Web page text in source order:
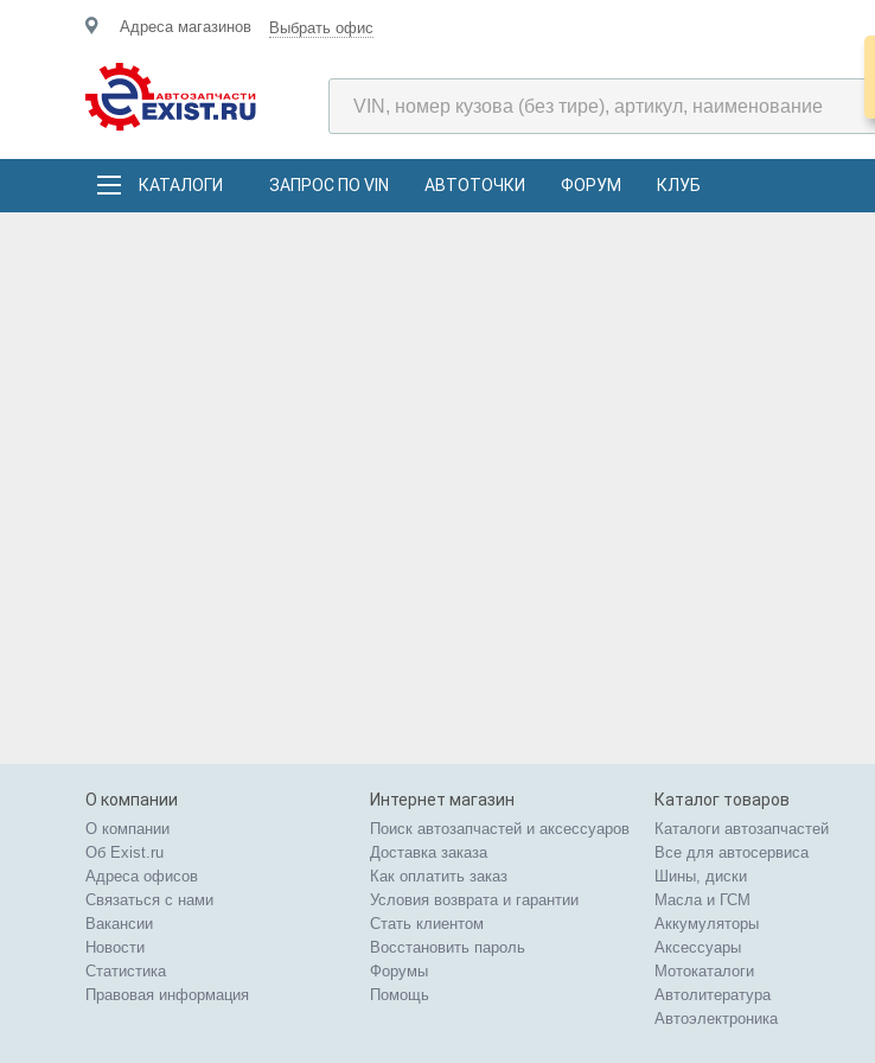
Адреса магазинов Выбрать офис
КАТАЛОГИ ЗАПРОС ПО VIN АВТОТОЧКИ ФОРУМ КЛУБ
О компании
О компании
Об Exist.ru
Адреса офисов
Связаться с нами
Вакансии
Новости
Статистика
Правовая информация
Интернет магазин
Поиск автозапчастей и аксессуаров
Доставка заказа
Как оплатить заказ
Условия возврата и гарантии
Стать клиентом
Восстановить пароль
Форумы
Помощь
Каталог товаров
Каталоги автозапчастей
Все для автосервиса
Шины, диски
Масла и ГСМ
Аккумуляторы
Аксессуары
Мотокаталоги
Автолитература
Автоэлектроника